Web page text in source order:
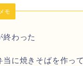
モ
終わった
当に焼きそばを作っ